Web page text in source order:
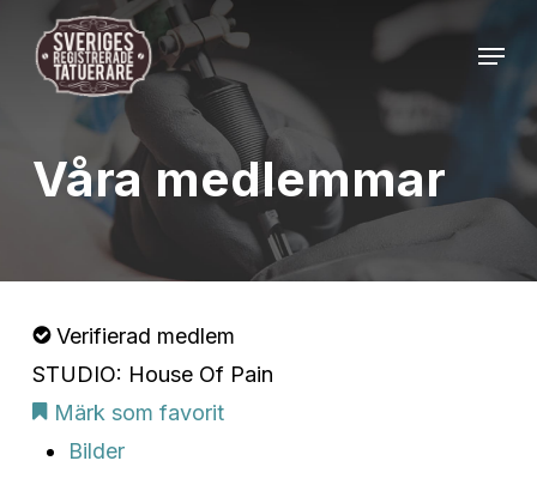
Menu
Våra medlemmar
Verifierad medlem
STUDIO: House Of Pain
Märk som favorit
Bilder
Menu